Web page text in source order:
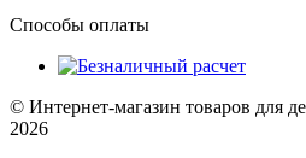
Способы оплаты
© Интернет-магазин товаров для
2026